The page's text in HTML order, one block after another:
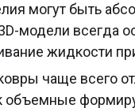
могут быть
модели всегда
жидкости
чаще всего
объемные